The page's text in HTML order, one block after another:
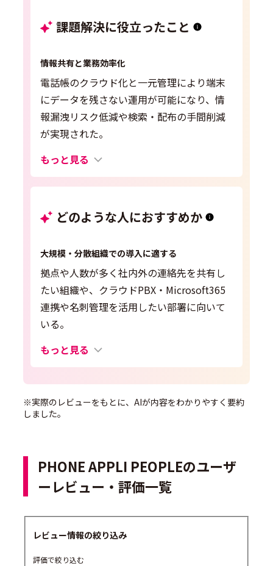
課題解決に役立ったこと
情報共有と業務効率化
電話帳のクラウド化と一元管理により端末
にデータを残さない運用が可能になり、情
報漏洩リスク低減や検索・配布の手間削減
が実現された。
もっと見る
どのような人におすすめか
大規模・分散組織での導入に適する
拠点や人数が多く社内外の連絡先を共有し
たい組織や、クラウドPBX・Microsoft365
連携や名刺管理を活用したい部署に向いて
いる。
もっと見る
※実際のレビューをもとに、AIが内容をわかりやすく要約
しました。
PHONE APPLI PEOPLEのユーザ
ーレビュー・評価一覧
レビュー情報の絞り込み
評価で絞り込む